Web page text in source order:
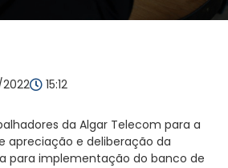
2022 15:12
da Algar Telecom para a
apreciação e deliberação da
para implementação do banco de